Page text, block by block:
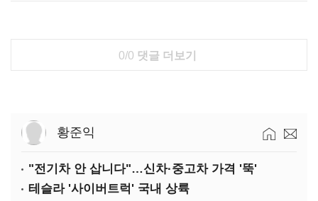
0/0 댓글 더보기
황준익
"전기차 안 삽니다"…신차·중고차 가격 '뚝'
테슬라 '사이버트럭' 국내 상륙